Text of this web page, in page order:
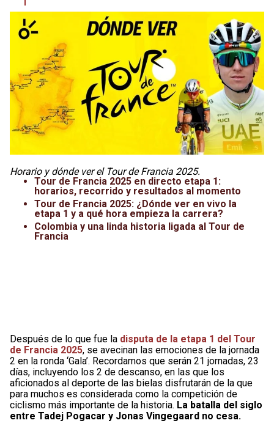
Fútbol Femenil
Leagues Cup
Liga de Expansión MX
Liga MX
Selección Mexicana
Boxeo
UFC
Lucha Libre
Juegos Panamericanos
Horario y dónde ver el Tour de Francia 2025.
Tour de Francia 2025 en directo etapa 1:
horarios, recorrido y resultados al momento
Tour de Francia 2025: ¿Dónde ver en vivo la
etapa 1 y a qué hora empieza la carrera?
Colombia y una linda historia ligada al Tour de
Francia
Después de lo que fue la disputa de la etapa 1 del Tour
de Francia 2025, se avecinan las emociones de la jornada
2 en la ronda ‘Gala’. Recordamos que serán 21 jornadas, 23
días, incluyendo los 2 de descanso, en las que los
aficionados al deporte de las bielas disfrutarán de la que
para muchos es considerada como la competición de
ciclismo más importante de la historia. La batalla del siglo
entre Tadej Pogacar y Jonas Vingegaard no cesa.